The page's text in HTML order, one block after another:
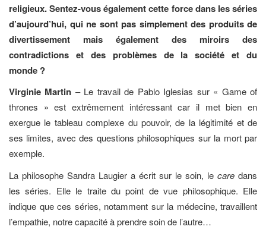
religieux. Sentez-vous également cette force dans les séries
d’aujourd’hui, qui ne sont pas simplement des produits de
divertissement mais également des miroirs des
contradictions et des problèmes de la société et du
monde ?
Virginie Martin – Le travail de Pablo Iglesias sur « Game of
thrones » est extrêmement intéressant car il met bien en
exergue le tableau complexe du pouvoir, de la légitimité et de
ses limites, avec des questions philosophiques sur la mort par
exemple.
La philosophe Sandra Laugier a écrit sur le soin, le care dans
les séries. Elle le traite du point de vue philosophique. Elle
indique que ces séries, notamment sur la médecine, travaillent
l’empathie, notre capacité à prendre soin de l’autre…